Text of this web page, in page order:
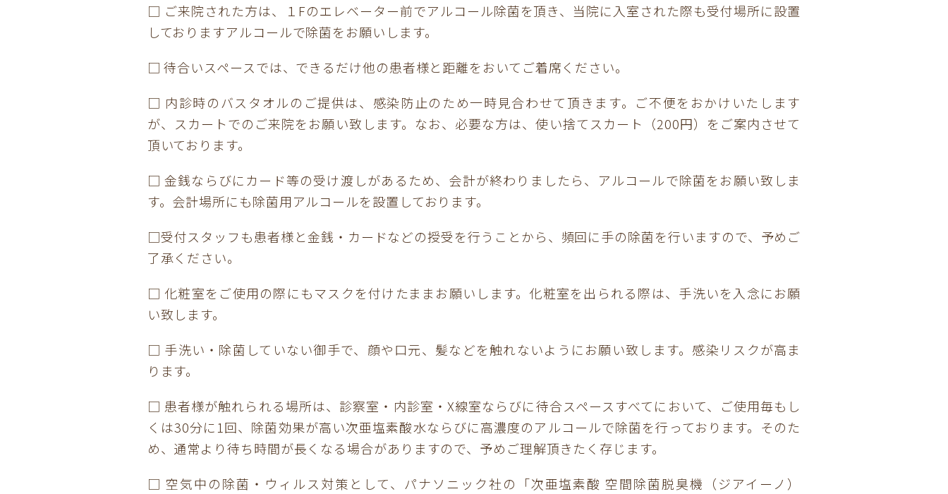
□ ご来院された方は、１Fのエレベーター前でアルコール除菌を頂き、当院に入室された際も受付場所に設置
しておりますアルコールで除菌をお願いします。
□ 待合いスペースでは、できるだけ他の患者様と距離をおいてご着席ください。
□ 内診時のバスタオルのご提供は、感染防止のため一時見合わせて頂きます。ご不便をおかけいたします
が、スカートでのご来院をお願い致します。なお、必要な方は、使い捨てスカート（200円）をご案内させて
頂いております。
□ 金銭ならびにカード等の受け渡しがあるため、会計が終わりましたら、アルコールで除菌をお願い致しま
す。会計場所にも除菌用アルコールを設置しております。
□受付スタッフも患者様と金銭・カードなどの授受を行うことから、頻回に手の除菌を行いますので、予めご
了承ください。
□ 化粧室をご使用の際にもマスクを付けたままお願いします。化粧室を出られる際は、手洗いを入念にお願
い致します。
□ 手洗い・除菌していない御手で、顔や口元、髪などを触れないようにお願い致します。感染リスクが高ま
ります。
□ 患者様が触れられる場所は、診察室・内診室・X線室ならびに待合スペースすべてにおいて、ご使用毎もし
くは30分に1回、除菌効果が高い次亜塩素酸水ならびに高濃度のアルコールで除菌を行っております。そのた
め、通常より待ち時間が長くなる場合がありますので、予めご理解頂きたく存じます。
□ 空気中の除菌・ウィルス対策として、パナソニック社の「次亜塩素酸 空間除菌脱臭機（ジアイーノ）